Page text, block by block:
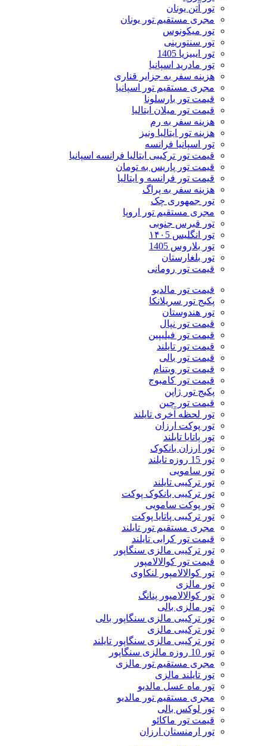
تور آتن یونان
مجری مستقیم تور یونان
تور میکونوس
تور سنتورینی
تور ایبیزیا 1405
تور مادرید اسپانیا
هزینه سفر به جزایر قناری
مجری مستقیم تور اسپانیا
قیمت تور بارسلونا
قیمت تور میلان ایتالیا
هزینه سفر به رم
هزینه تور ایتالیا ونیز
تور اسپانیا فرانسه
قیمت تور ترکیبی ایتالیا فرانسه اسپانیا
قیمت تور پاریس به تومان
قیمت تور فرانسه و ایتالیا
هزینه سفر به پراگ
تور جمهوری چک
مجری مستقیم تور اروپا
تور قبرس جنوبی
تور انگلیس ۱۴۰5
تور بلاروس 1405
تور بلغارستان
قیمت تور رومانی
قیمت تور مالدیو
پکیج تور سریلانکا
تور هندوستان
قیمت تور نپال
قیمت تور فیلیپین
قیمت تور تایلند
قیمت تور بالی
قیمت تور ویتنام
قیمت تور کامبوج
پکیج تور ژاپن
قیمت تور چین
تور لحظه آخری تایلند
تور پوکت ارزان
تور پاتايا تايلند
تور ارزان بانکوک
تور 15 روزه تایلند
تور سامویی
تور ترکیبی تایلند
تور ترکیبی بانکوک پوکت
تور پوکت سامویی
تور ترکیبی پاتایا پوکت
مجری مستقیم تور تایلند
قیمت تور کرابی تایلند
تور ترکیبی مالزی سنگاپور
قیمت تور کوالالامپور
تور کوالالامپور لنکاوی
تور مالزی
تور کوالالامپور پنانگ
تور مالزی بالی
تور ترکیبی مالزی سنگاپور بالی
تور ترکیبی مالزی
تور ترکیبی مالزی سنگاپور تایلند
تور 10 روزه مالزی سنگاپور
مجری مستقیم تور مالزی
تور تایلند مالزی
تور ماه عسل مالدیو
مجری مستقیم تور مالدیو
تور لوکس بالی
قیمت تور ماکائو
تور ارمنستان ارزان